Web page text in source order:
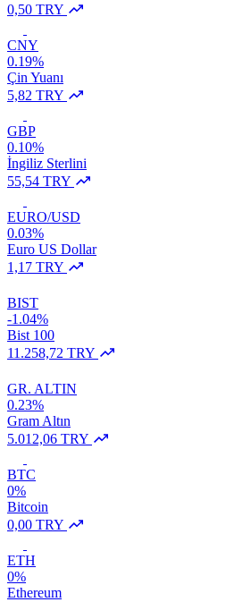
0,50 TRY
CNY
0.19%
Çin Yuanı
5,82 TRY
GBP
0.10%
İngiliz Sterlini
55,54 TRY
EURO/USD
0.03%
Euro US Dollar
1,17 TRY
BIST
-1.04%
Bist 100
11.258,72 TRY
GR. ALTIN
0.23%
Gram Altın
5.012,06 TRY
BTC
0%
Bitcoin
0,00 TRY
ETH
0%
Ethereum